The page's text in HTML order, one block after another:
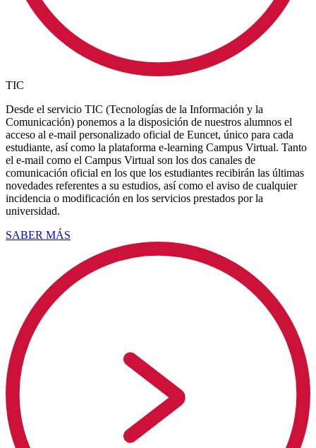
TIC
Desde el servicio TIC (Tecnologías de la Información y la
Comunicación) ponemos a la disposición de nuestros alumnos el
acceso al e-mail personalizado oficial de Euncet, único para cada
estudiante, así como la plataforma e-learning Campus Virtual. Tanto
el e-mail como el Campus Virtual son los dos canales de
comunicación oficial en los que los estudiantes recibirán las últimas
novedades referentes a su estudios, así como el aviso de cualquier
incidencia o modificación en los servicios prestados por la
universidad.
SABER MÁS